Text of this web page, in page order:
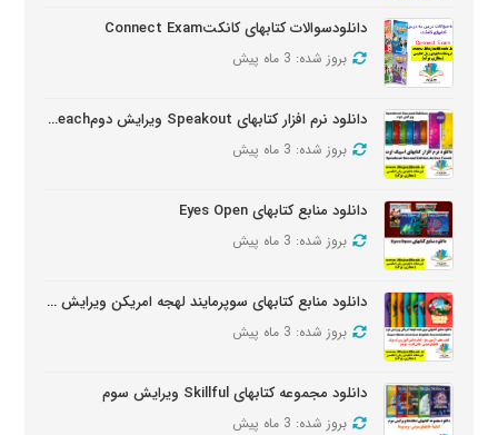
دانلودسوالات کتابهای کانکتConnect Exam
بروز شده: 3 ماه پیش
دانلود نرم افزار کتابهای Speakout ویرایش دومSpeakout Active Teach
بروز شده: 3 ماه پیش
دانلود منابع کتابهای Eyes Open
بروز شده: 3 ماه پیش
دانلود منابع کتابهای سوپرمایند لهجه امریکن ویرایش دومSuper Minds American Second Edition
بروز شده: 3 ماه پیش
دانلود مجموعه کتابهای Skillful ویرایش سوم
بروز شده: 3 ماه پیش